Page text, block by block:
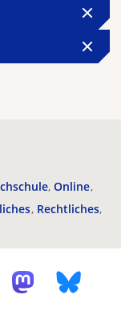
Online
Rechtliches